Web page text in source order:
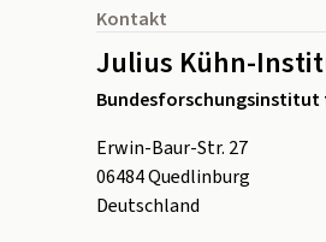
Kontakt
Julius Kühn-
Erwin-Baur-Str. 27
06484Quedlinburg
Deutschland